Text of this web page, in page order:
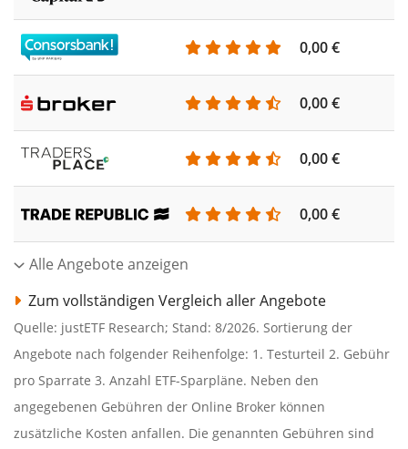
0,00 €
0,00 €
0,00 €
0,00 €
Alle Angebote anzeigen
Zum vollständigen Vergleich aller Angebote
Quelle: justETF Research; Stand: 8/2026. Sortierung der
Angebote nach folgender Reihenfolge: 1. Testurteil 2. Gebühr
pro Sparrate 3. Anzahl ETF-Sparpläne. Neben den
angegebenen Gebühren der Online Broker können
zusätzliche Kosten anfallen. Die genannten Gebühren sind